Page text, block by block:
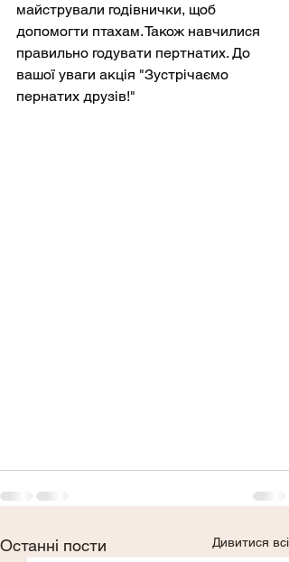
майстрували годівнички, щоб
допомогти птахам. Також навчилися
правильно годувати пертнатих. До
вашої уваги акція "Зустрiчаємо
пернатих друзiв!"
Останні пости Дивитися всі